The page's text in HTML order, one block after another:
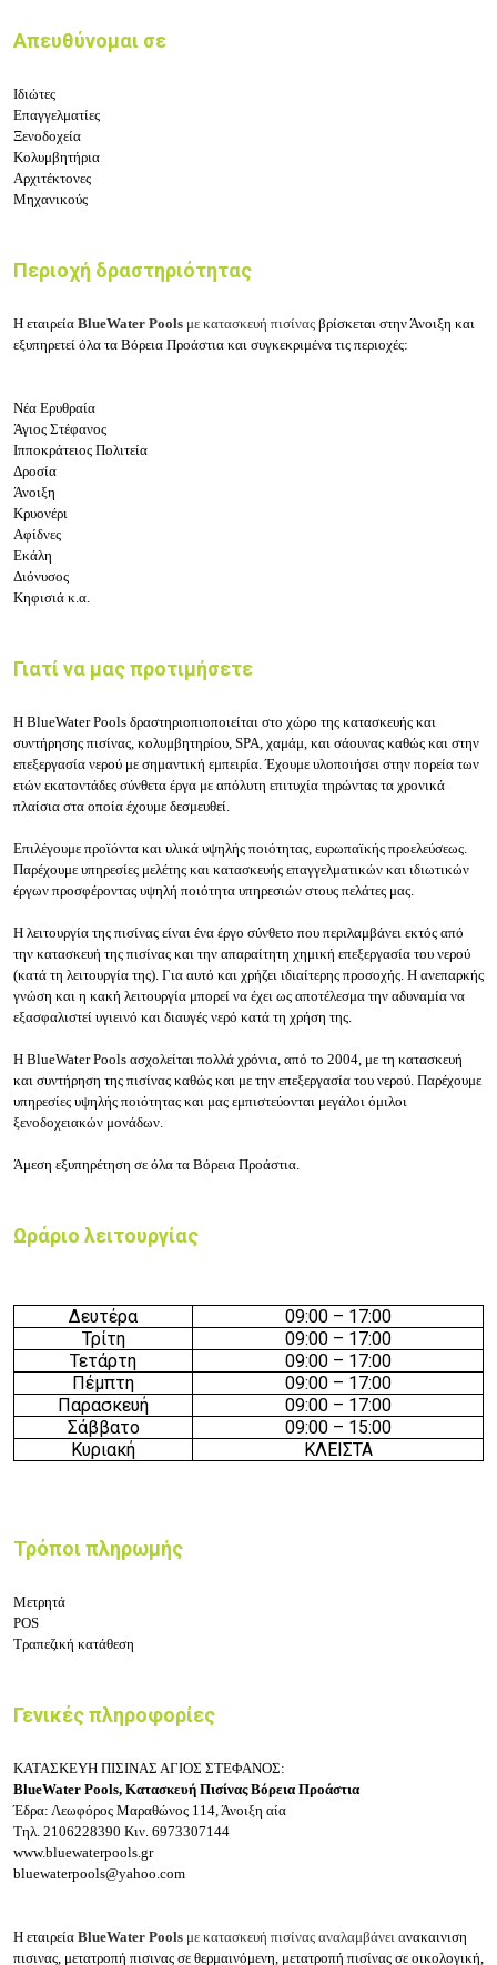
Απευθύνομαι σε
Ιδιώτες
Επαγγελματίες
Ξενοδοχεία
Κολυμβητήρια
Αρχιτέκτονες
Μηχανικούς
Περιοχή δραστηριότητας
Η εταιρεία BlueWater Pools με κατασκευή πισίνας βρίσκεται στην Άνοιξη και
εξυπηρετεί όλα τα Βόρεια Προάστια και συγκεκριμένα τις περιοχές:
Νέα Ερυθραία
Άγιος Στέφανος
Ιπποκράτειος Πολιτεία
Δροσία
Άνοιξη
Κρυονέρι
Αφίδνες
Εκάλη
Διόνυσος
Κηφισιά κ.α.
Γιατί να μας προτιμήσετε
Η BlueWater Pools δραστηριοπιοποιείται στο χώρο της κατασκευής και
συντήρησης πισίνας, κολυμβητηρίου, SPA, χαμάμ, και σάουνας καθώς και στην
επεξεργασία νερού με σημαντική εμπειρία. Έχουμε υλοποιήσει στην πορεία των
ετών εκατοντάδες σύνθετα έργα με απόλυτη επιτυχία τηρώντας τα χρονικά
πλαίσια στα οποία έχουμε δεσμευθεί.
Επιλέγουμε προϊόντα και υλικά υψηλής ποιότητας, ευρωπαϊκής προελεύσεως.
Παρέχουμε υπηρεσίες μελέτης και κατασκευής επαγγελματικών και ιδιωτικών
έργων προσφέροντας υψηλή ποιότητα υπηρεσιών στους πελάτες μας.
Η λειτουργία της πισίνας είναι ένα έργο σύνθετο που περιλαμβάνει εκτός από
την κατασκευή της πισίνας και την απαραίτητη χημική επεξεργασία του νερού
(κατά τη λειτουργία της). Για αυτό και χρήζει ιδιαίτερης προσοχής. Η ανεπαρκής
γνώση και η κακή λειτουργία μπορεί να έχει ως αποτέλεσμα την αδυναμία να
εξασφαλιστεί υγιεινό και διαυγές νερό κατά τη χρήση της.
Η BlueWater Pools ασχολείται πολλά χρόνια, από το 2004, με τη κατασκευή
και συντήρηση της πισίνας καθώς και με την επεξεργασία του νερού. Παρέχουμε
υπηρεσίες υψηλής ποιότητας και μας εμπιστεύονται μεγάλοι όμιλοι
ξενοδοχειακών μονάδων.
Άμεση εξυπηρέτηση σε όλα τα Βόρεια Προάστια.
Ωράριο λειτουργίας
Δευτέρα 09:00 – 17:00
Τρίτη
09:00 – 17:00
Τετάρτη
09:00 – 17:00
Πέμπτη
09:00 – 17:00
Παρασκευή
09:00 – 17:00
Σάββατο
09:00 – 15:00
Κυριακή
ΚΛΕΙΣΤΑ
Τρόποι πληρωμής
Μετρητά
POS
Τραπεζική κατάθεση
Γενικές πληροφορίες
ΚΑΤΑΣΚΕΥΗ ΠΙΣΙΝΑΣ ΑΓΙΟΣ ΣΤΕΦΑΝΟΣ:
BlueWater Pools, Κατασκευή Πισίνας Βόρεια Προάστια
Έδρα: Λεωφόρος Μαραθώνος 114, Άνοιξη αία
Τηλ. 2106228390 Κιν. 6973307144
www.bluewaterpools.gr
bluewaterpools@yahoo.com
Η εταιρεία BlueWater Pools με κατασκευή πισίνας αναλαμβάνει ανακαινιση
πισινας, μετατροπή πισινας σε θερμαινόμενη, μετατροπή πισίνας σε οικολογική,